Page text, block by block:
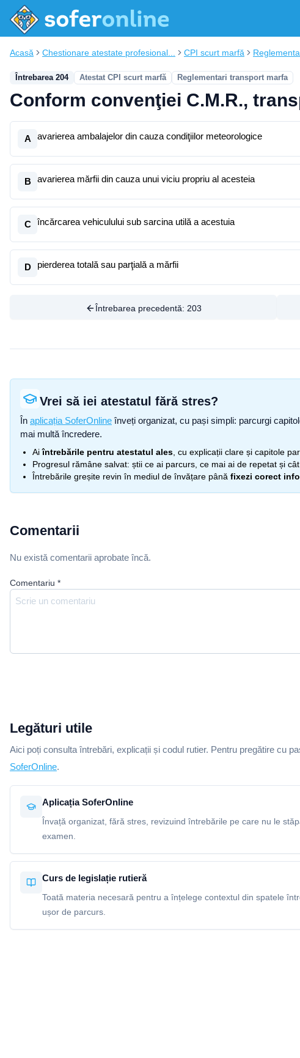
Acasă Chestionare atestate profesional... CPI scurt marfă
Întrebarea 204 Atestat CPI scurt marfă Reglementari transport marfa
Conform convenţiei C.M.R.,
A avarierea ambalajelor din cauza condiţiilor meteorologice
B avarierea mărfii din cauza unui viciu propriu al acesteia
C încărcarea vehiculului sub sarcina utilă a acestuia
D pierderea totală sau parţială a mărfii
Întrebarea precedentă: 203
Vrei să iei atestatul fără stres?
În aplicația SoferOnline înveți organizat, cu pași simpli: parcurgi
mai multă încredere.
Aiîntrebările pentru atestatul ales , cu explicații clare și capitole
Progresul rămâne salvat: știi ce ai parcurs, ce mai ai de repetat și
Întrebările greșite revin în mediul de învățare până fixezi corect
Comentarii
Nu există comentarii aprobate încă.
Comentariu *
Legături utile
Aici poți consulta întrebări, explicații și codul rutier. Pentru pregătire cu
SoferOnline.
Aplicația SoferOnline
Învață organizat, fără stres, revizuind întrebările pe care nu le
examen.
Curs de legislație rutieră
Toată materia necesară pentru a înțelege contextul din spatele
ușor de parcurs.